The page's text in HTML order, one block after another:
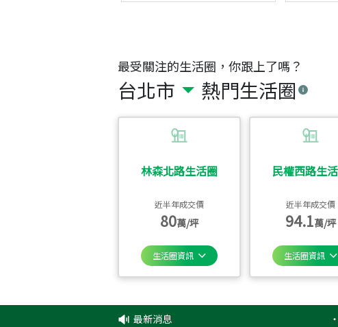
最受關注的生活圈，你跟上了嗎？
台北市 熱門生活圈
林森北路生活圈
近半年成交價
80萬/坪
生活圈資訊
民權西路生
近半年成交價
94.1萬/坪
生活圈資訊
最新消息 ✦✦信